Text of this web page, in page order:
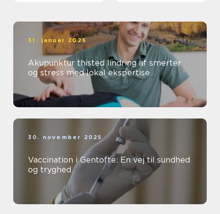
31. januar 2026
Akupunktur thisted lindring af smerter
og stress med lokal ekspertise
30. november 2025
Vaccination i Gentofte: En vej til sundhed
og tryghed